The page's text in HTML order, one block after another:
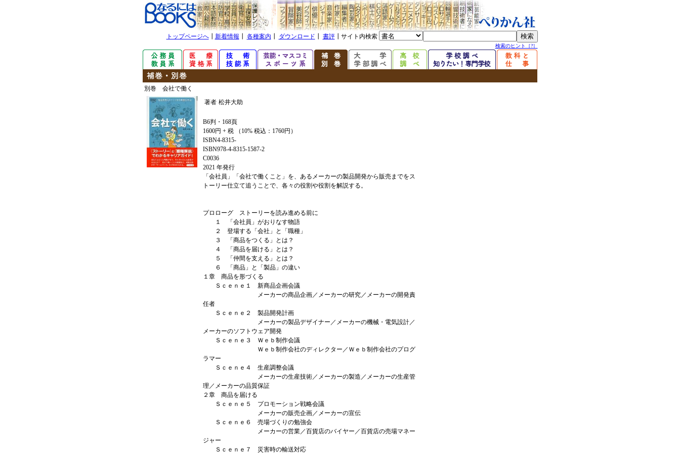
トップページへ┃ 新着情報 各種案内 ダウンロード 書評┃サイト内検索
検索のヒント［?］
別巻 会社で働く
著者 松井大助
B6判・168頁
1600円 + 税 （10% 税込：1760円）
ISBN4-8315-
ISBN978-4-8315-1587-2
C0036
2021 年発行
「会社員」「会社で働くこと」を、あるメーカーの製品開発から販売までをス
トーリー仕立て追うことで、各々の役割や役割を解説する。
プロローグ ストーリーを読み進める前に
１ 「会社員」がおりなす物語
２ 登場する「会社」と「職種」
３ 「商品をつくる」とは？
４ 「商品を届ける」とは？
５ 「仲間を支える」とは？
６ 「商品」と「製品」の違い
１章 商品を形づくる
Ｓｃｅｎｅ１ 新商品企画会議
メーカーの商品企画／メーカーの研究／メーカーの開発責
任者
Ｓｃｅｎｅ２ 製品開発計画
メーカーの製品デザイナー／メーカーの機械・電気設計／
メーカーのソフトウェア開発
Ｓｃｅｎｅ３ Ｗｅｂ制作会議
Ｗｅｂ制作会社のディレクター／Ｗｅｂ制作会社のプログ
ラマー
Ｓｃｅｎｅ４ 生産調整会議
メーカーの生産技術／メーカーの製造／メーカーの生産管
理／メーカーの品質保証
２章 商品を届ける
Ｓｃｅｎｅ５ プロモーション戦略会議
メーカーの販売企画／メーカーの宣伝
Ｓｃｅｎｅ６ 売場づくりの勉強会
メーカーの営業／百貨店のバイヤー／百貨店の売場マネー
ジャー
Ｓｃｅｎｅ７ 災害時の輸送対応